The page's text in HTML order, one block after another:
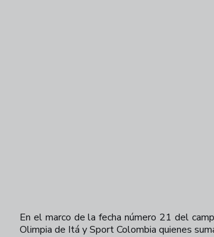
En el marco de la fecha número 21 del
Olimpia de Itá y Sport Colombia quienes